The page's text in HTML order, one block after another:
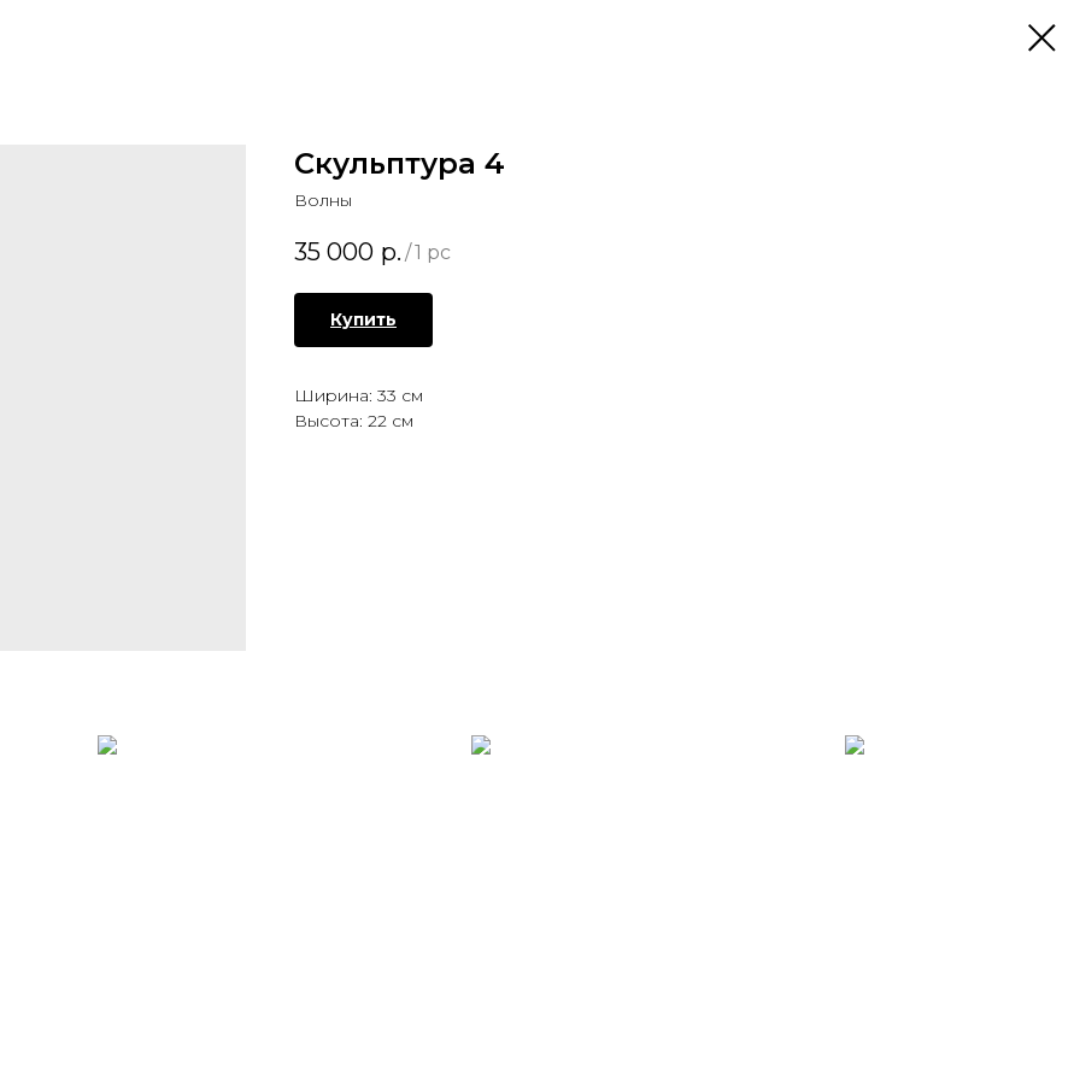
Скульптура 4
Волны
35 000 р. /1 pc
Купить
Ширина: 33 см
Высота: 22 см